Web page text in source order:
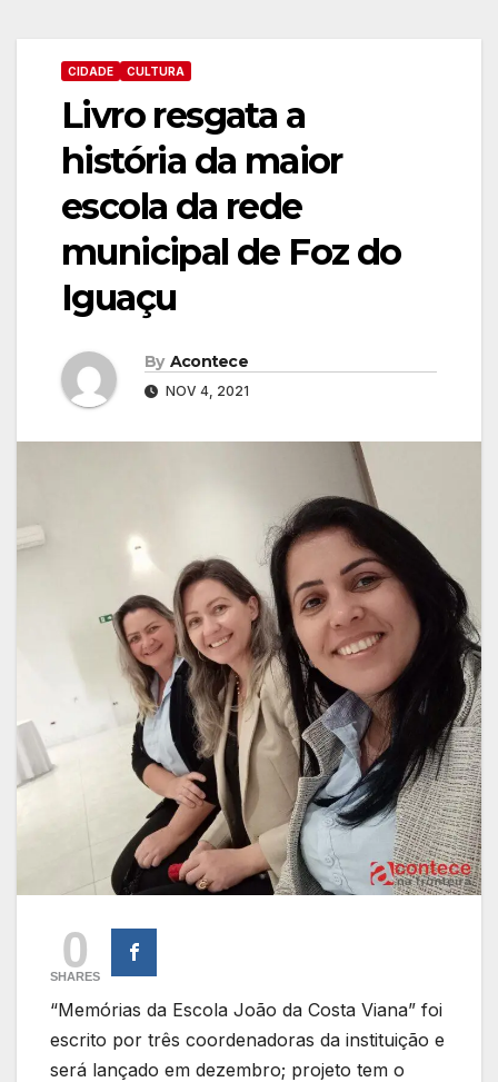
CIDADE CULTURA
Livro resgata a
história da maior
escola da rede
municipal de Foz do
Iguaçu
By Acontece
NOV 4, 2021
0
SHARES
“Memórias da Escola João da Costa Viana” foi
escrito por três coordenadoras da instituição e
será lançado em dezembro; projeto tem o